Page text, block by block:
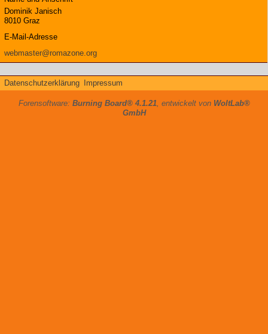
Dominik Janisch
8010 Graz
E-Mail-Adresse
webmaster@romazone.org
Datenschutzerklärung Impressum
Forensoftware: Burning Board® 4.1.21, entwickelt von WoltLab®
GmbH